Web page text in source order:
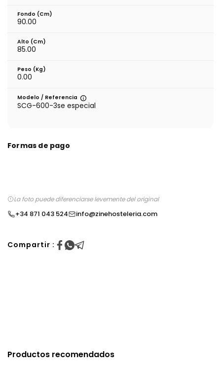
Fondo (cm)
90.00
Alto (cm)
85.00
Peso (kg)
0.00
Modelo / Referencia
SCG-600-3se especial
Formas de pago
La foto puede diferenciarse levemente del original
+34 871 043 524 info@zinehosteleria.com
Compartir :
Productos recomendados